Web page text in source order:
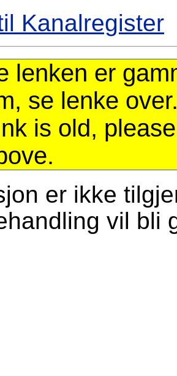
Kanalregister
lenken er
se lenke
is old,
er ikke
vil bli